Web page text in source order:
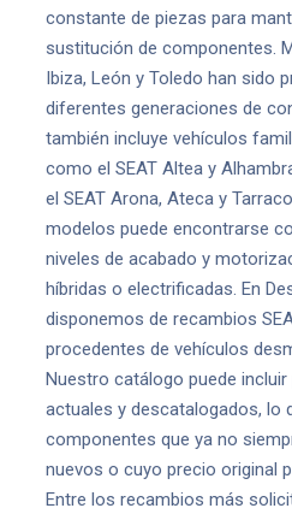
constante de piezas para
sustitución de componentes.
Ibiza, León y Toledo han sido
diferentes generaciones de
también incluye vehículos
como el SEAT Altea y
el SEAT Arona, Ateca y
modelos puede encontrarse
niveles de acabado y
híbridas o electrificadas. En
disponemos de recambios
procedentes de vehículos
Nuestro catálogo puede
actuales y descatalogados, lo
componentes que ya no
nuevos o cuyo precio original
Entre los recambios más